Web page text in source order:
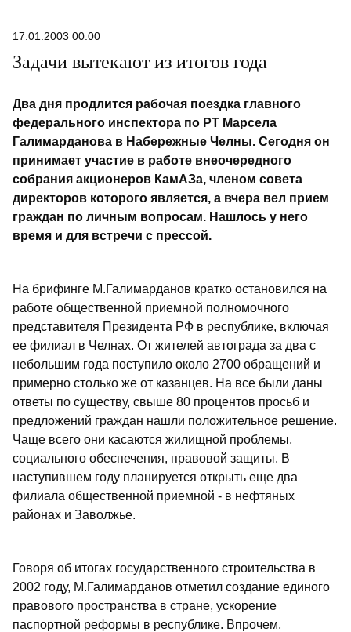
17.01.2003 00:00
Задачи вытекают из итогов года
Два дня продлится рабочая поездка главного
федерального инспектора по РТ Марсела
Галимарданова в Набережные Челны. Сегодня он
принимает участие в работе внеочередного
собрания акционеров КамАЗа, членом совета
директоров которого является, а вчера вел прием
граждан по личным вопросам. Нашлось у него
время и для встречи с прессой.
На брифинге М.Галимарданов кратко остановился на
работе общественной приемной полномочного
представителя Президента РФ в республике, включая
ее филиал в Челнах. От жителей автограда за два с
небольшим года поступило около 2700 обращений и
примерно столько же от казанцев. На все были даны
ответы по существу, свыше 80 процентов просьб и
предложений граждан нашли положительное решение.
Чаще всего они касаются жилищной проблемы,
социального обеспечения, правовой защиты. В
наступившем году планируется открыть еще два
филиала общественной приемной - в нефтяных
районах и Заволжье.
Говоря об итогах государственного строительства в
2002 году, М.Галимарданов отметил создание единого
правового пространства в стране, ускорение
паспортной реформы в республике. Впрочем,